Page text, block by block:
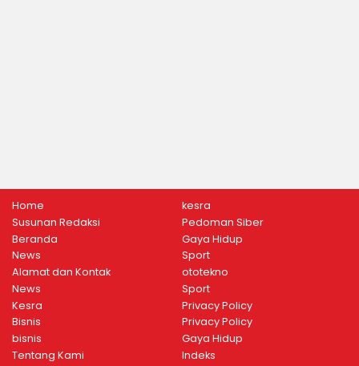
Home
Susunan Redaksi
Beranda
News
Alamat dan Kontak
News
Kesra
Bisnis
bisnis
Tentang Kami
kesra
Pedoman Siber
Gaya Hidup
Sport
ototekno
Sport
Privacy Policy
Privacy Policy
Gaya Hidup
Indeks